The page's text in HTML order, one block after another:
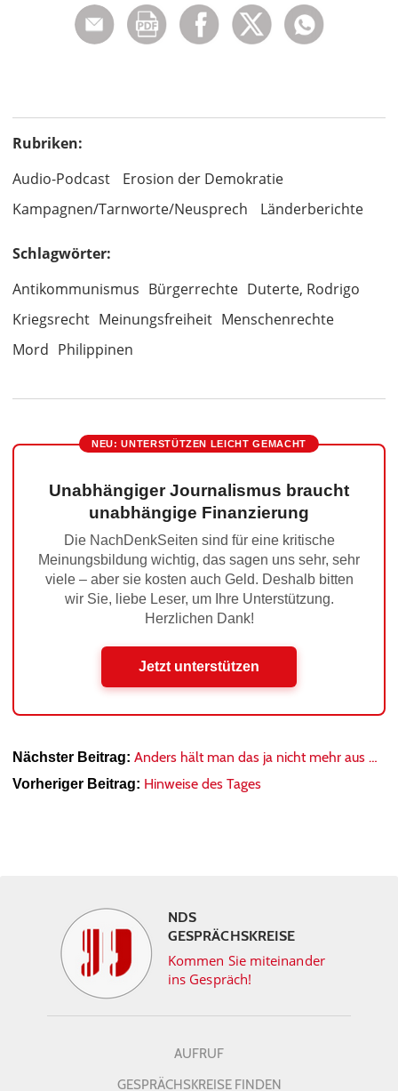
Rubriken:
Audio-Podcast
Erosion der Demokratie
Kampagnen/Tarnworte/Neusprech
Länderberichte
Schlagwörter:
Antikommunismus Bürgerrechte Duterte, Rodrigo
Kriegsrecht Meinungsfreiheit Menschenrechte
Mord Philippinen
NEU: UNTERSTÜTZEN LEICHT GEMACHT
Unabhängiger Journalismus braucht
unabhängige Finanzierung
Die NachDenkSeiten sind für eine kritische
Meinungsbildung wichtig, das sagen uns sehr, sehr
viele – aber sie kosten auch Geld. Deshalb bitten
wir Sie, liebe Leser, um Ihre Unterstützung.
Herzlichen Dank!
Jetzt unterstützen
Nächster Beitrag: Anders hält man das ja nicht mehr aus …
Vorheriger Beitrag: Hinweise des Tages
NDS
GESPRÄCHSKREISE
Kommen Sie miteinander
ins Gespräch!
AUFRUF
GESPRÄCHSKREISE FINDEN